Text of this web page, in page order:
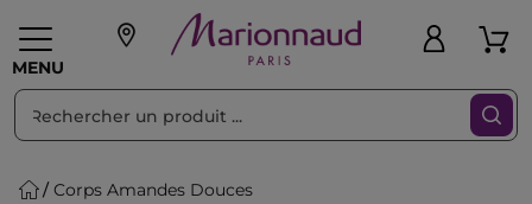
MENU
personnalisés SOINS
Corps Amandes Douces
Trier par Filtres